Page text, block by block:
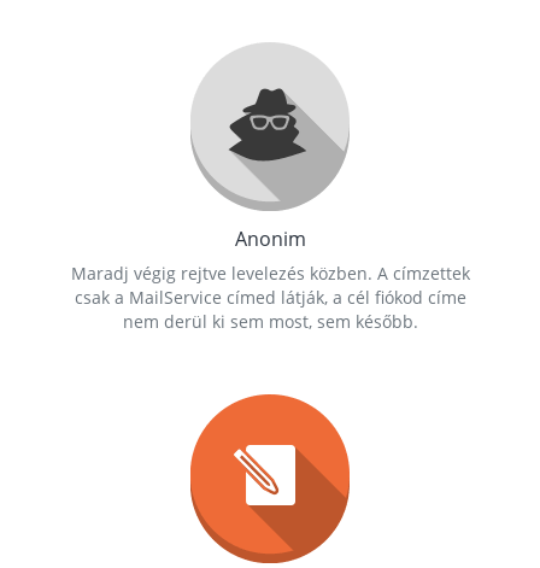
Anonim
Maradj végig rejtve levelezés közben. A címzettek
csak a MailService címed látják, a cél fiókod címe
nem derül ki sem most, sem később.